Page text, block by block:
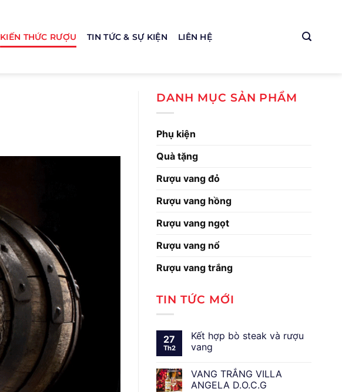
KIẾN THỨC RƯỢU TIN TỨC & SỰ KIỆN LIÊN HỆ
DANH MỤC SẢN PHẨM
Phụ kiện
Quà tặng
Rượu vang đỏ
Rượu vang hồng
Rượu vang ngọt
Rượu vang nổ
Rượu vang trắng
TIN TỨC MỚI
27
Th2
Kết hợp bò steak và rượu
vang
VANG TRẮNG VILLA
ANGELA D.O.C.G